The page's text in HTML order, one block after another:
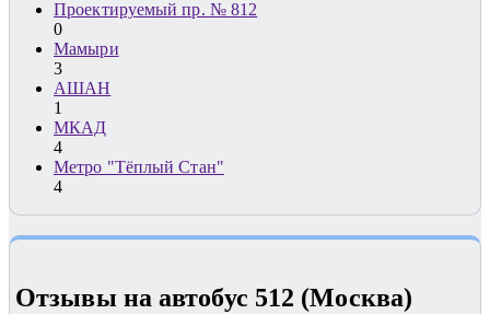
Проектируемый пр. № 812
0
Мамыри
3
АШАН
1
МКАД
4
Метро "Тёплый Стан"
4
Отзывы на автобус 512 (Москва)